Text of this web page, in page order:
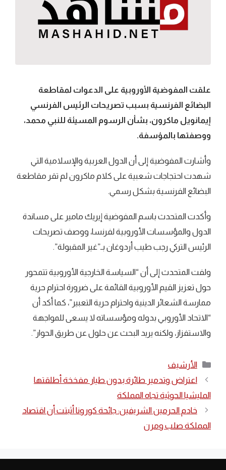
علقت المفوضية الأوروبية على الدعوات لمقاطعة
البضائع الفرنسية بسبب تصريحات الرئيس الفرنسي
إيمانويل ماكرون، بشأن الرسوم المسيئة للنبي محمد،
ووصفتها بالمؤسفة.
وأشارت المفوضية إلى أن الدول العربية والإسلامية التي
شهدت احتجاجات شعبية على كلام ماكرون لم تقر مقاطعة
البضائع الفرنسية بشكل رسمي.
وأكدت المتحدث باسم المفوضية إيريك مامير على مساندة
الدول والمؤسسات الأوروبية لفرنسا، ووصف تصريحات
الرئيس التركي رجب طيب أردوغان بـ”غير المقبولة”.
ولفت المتحدث إلى أن “السياسة الخارجية الأوروبية تتمحور
حول تعزيز القيم الأوروبية القائمة على ضرورة احترام حرية
ممارسة الشعائر الدينية واحترام حرية التعبير”، كما أكد أن
“الاتحاد الأوروبي بدوله ومؤسساته لا يسعى للمواجهة
والاستفزاز، ولكنه يريد البحث عن حلول عن طريق الحوار”.
التصنيفات
الأرشيف
اعتراض وتدمير طائرة بدون طيار مفخخة أطلقتها
المليشيا الحوثية تجاه المملكة
خادم الحرمين الشريفين: جائحة كورونا أثبتت أن اقتصاد
المملكة صلب ومرن